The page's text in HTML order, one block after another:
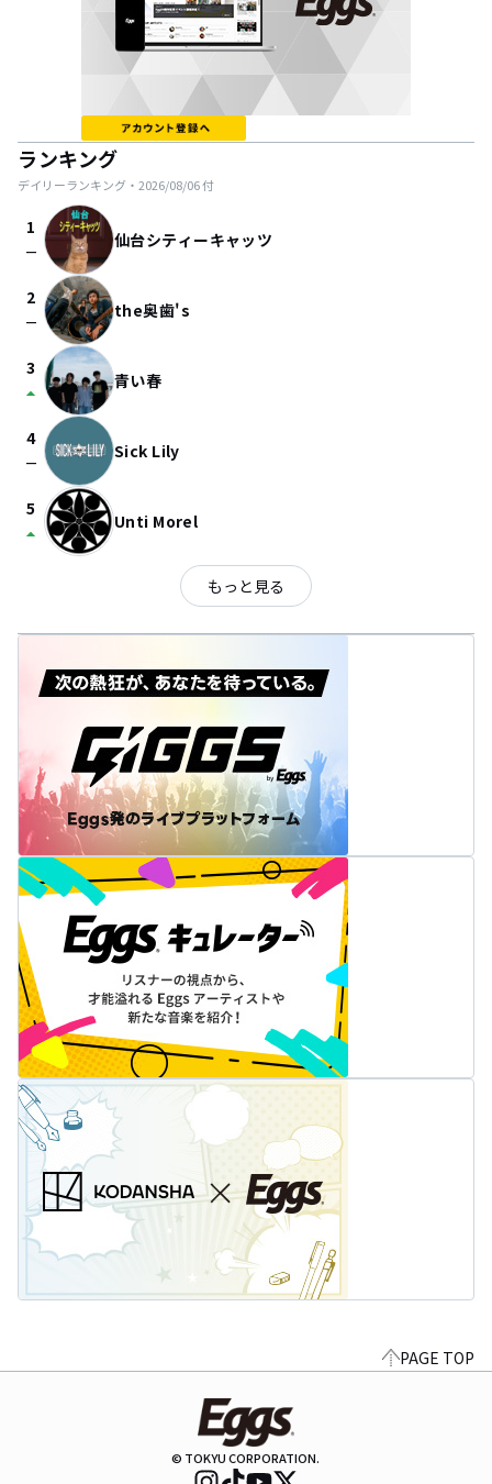
ランキング
デイリーランキング・ 2026/08/06付
1
check_indeterminate_small 仙台シティーキャッツ
2
check_indeterminate_small the奥歯's
3
arrow_drop_up 青い春
4
check_indeterminate_small Sick Lily
5
arrow_drop_up Unti Morel
もっと見る
PAGE TOP
© TOKYU CORPORATION.